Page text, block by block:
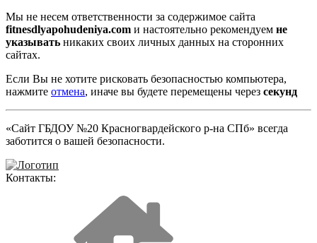
Мы не несем ответственности за содержимое сайта
fitnesdlyapohudeniya.com и настоятельно рекомендуем не
указывать никаких своих личных данных на сторонних
сайтах.
Если Вы не хотите рисковать безопасностью компьютера,
нажмите отмена, иначе вы будете перемещены через секунд
«Сайт ГБДОУ №20 Красногвардейского р-на СПб» всегда
заботится о вашей безопасности.
Контакты: